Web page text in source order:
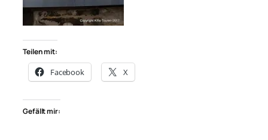
Teilen mit:
Facebook X
Gefällt mir: